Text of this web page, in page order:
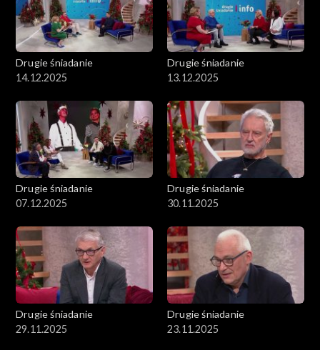
Drugie śniadanie
14.12.2025
Drugie śniadanie
13.12.2025
Drugie śniadanie
07.12.2025
Drugie śniadanie
30.11.2025
Drugie śniadanie
29.11.2025
Drugie śniadanie
23.11.2025